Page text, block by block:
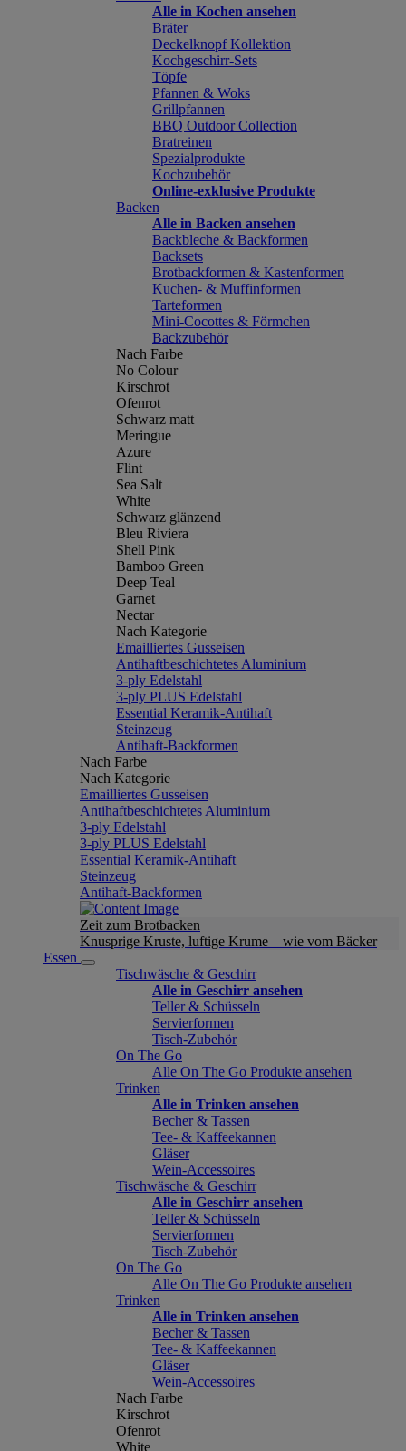
Alle in Kochen ansehen
Bräter
Deckelknopf Kollektion
Kochgeschirr-Sets
Töpfe
Pfannen & Woks
Grillpfannen
BBQ Outdoor Collection
Bratreinen
Spezialprodukte
Kochzubehör
Online-exklusive Produkte
Backen
Alle in Backen ansehen
Backbleche & Backformen
Backsets
Brotbackformen & Kastenformen
Kuchen- & Muffinformen
Tarteformen
Mini-Cocottes & Förmchen
Backzubehör
Nach Farbe
No Colour
Kirschrot
Ofenrot
Schwarz matt
Meringue
Azure
Flint
Sea Salt
White
Schwarz glänzend
Bleu Riviera
Shell Pink
Bamboo Green
Deep Teal
Garnet
Nectar
Nach Kategorie
Emailliertes Gusseisen
Antihaftbeschichtetes Aluminium
3-ply Edelstahl
3-ply PLUS Edelstahl
Essential Keramik-Antihaft
Steinzeug
Antihaft-Backformen
Nach Farbe
Nach Kategorie
Emailliertes Gusseisen
Antihaftbeschichtetes Aluminium
3-ply Edelstahl
3-ply PLUS Edelstahl
Essential Keramik-Antihaft
Steinzeug
Antihaft-Backformen
Zeit zum Brotbacken
Knusprige Kruste, luftige Krume – wie vom Bäcker
Essen
Tischwäsche & Geschirr
Alle in Geschirr ansehen
Teller & Schüsseln
Servierformen
Tisch-Zubehör
On The Go
Alle On The Go Produkte ansehen
Trinken
Alle in Trinken ansehen
Becher & Tassen
Tee- & Kaffeekannen
Gläser
Wein-Accessoires
Tischwäsche & Geschirr
Alle in Geschirr ansehen
Teller & Schüsseln
Servierformen
Tisch-Zubehör
On The Go
Alle On The Go Produkte ansehen
Trinken
Alle in Trinken ansehen
Becher & Tassen
Tee- & Kaffeekannen
Gläser
Wein-Accessoires
Nach Farbe
Kirschrot
Ofenrot
White